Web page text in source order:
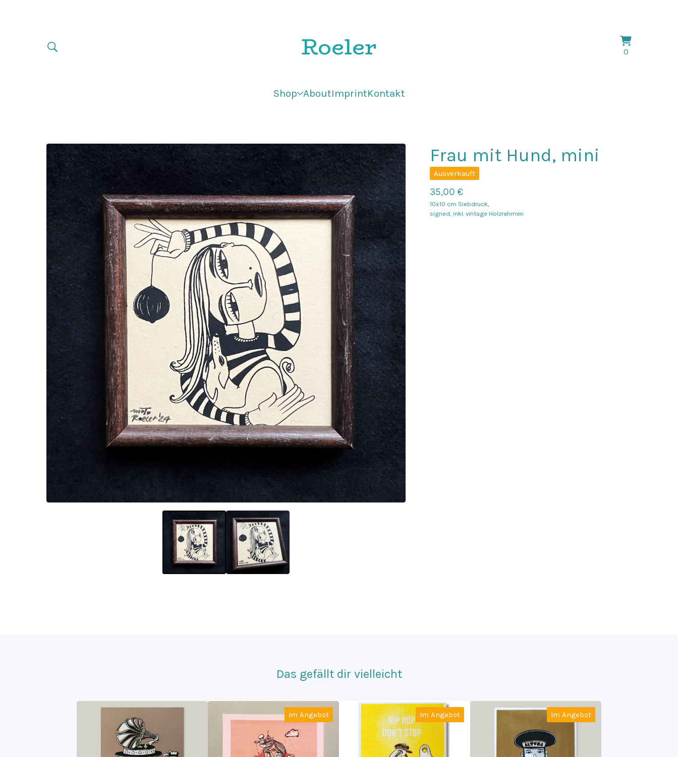
Roeler 0Warenkorb
0
Shop AboutImprintKontakt
Frau mit Hund, mini
Ausverkauft
35,00 €
10x10 cm Siebdruck,
signed, inkl. vintage Holzrahmen
Das gefällt dir vielleicht
Im Angebot Im Angebot Im Angebot